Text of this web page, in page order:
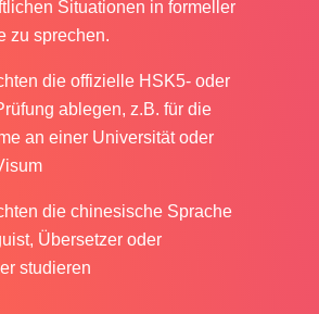
Situationen in formeller
zu sprechen.
die offizielle HSK5- oder
ablegen, z.B. für die
an einer Universität oder
die chinesische Sprache
Übersetzer oder
studieren